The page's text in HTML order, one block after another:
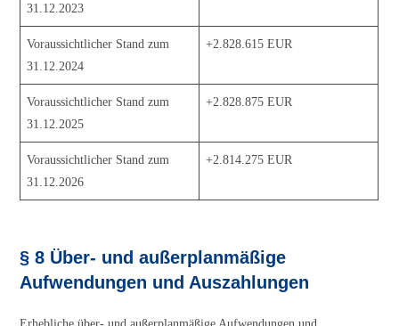
31.12.2023
Voraussichtlicher Stand zum
31.12.2024
+2.828.615 EUR
Voraussichtlicher Stand zum
31.12.2025
+2.828.875 EUR
Voraussichtlicher Stand zum
31.12.2026
+2.814.275 EUR
§ 8 Über- und außerplanmäßige
Aufwendungen und Auszahlungen